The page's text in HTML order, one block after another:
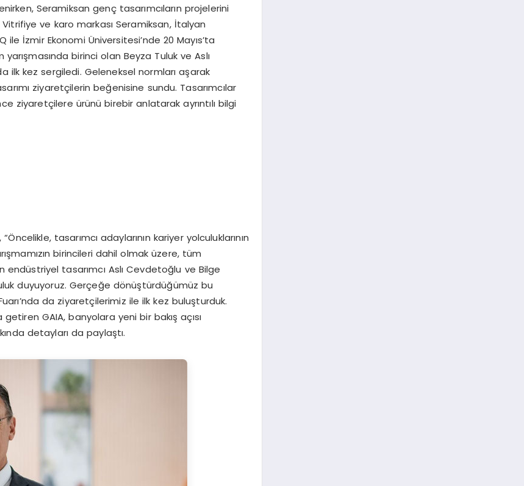
Seramiksan genç tasarımcıların projelerini
ve karo markası Seramiksan, İtalyan
İzmir Ekonomi Üniversitesi’nde 20 Mayıs’ta
yarışmasında birinci olan Beyza Tuluk ve Aslı
ilk kez sergiledi. Geleneksel normları aşarak
ziyaretçilerin beğenisine sundu. Tasarımcılar
ziyaretçilere ürünü birebir anlatarak ayrıntılı bilgi
tasarımcı adaylarının kariyer yolculuklarının
birincileri dahil olmak üzere, tüm
endüstriyel tasarımcı Aslı Cevdetoğlu ve Bilge
duyuyoruz. Gerçeğe dönüştürdüğümüz bu
da ziyaretçilerimiz ile ilk kez buluşturduk.
GAIA, banyolara yeni bir bakış açısı
detayları da paylaştı.